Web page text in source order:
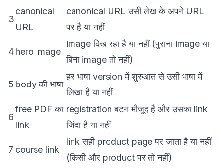
3
canonical
URL
canonical URL उसी लेख के अपने URL
पर है या नहीं
4hero image
image दिख रहा है या नहीं (पुराना image या
बिना image तो नहीं)
5 body की भाषा
हर भाषा version में शुरुआत से उसी भाषा में
लिखा है या नहीं
6
free PDF का
link
registration बटन मौजूद है और उसका link
जिंदा है या नहीं
7 course link
link सही product page पर जाता है या नहीं
(किसी और product पर तो नहीं)